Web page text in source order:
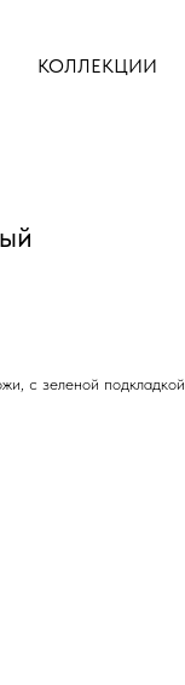
КОЛЛЕКЦИИ
с зеленой подкладкой.